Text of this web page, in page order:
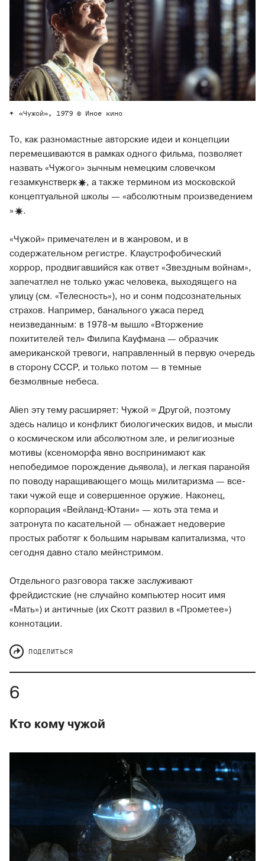
«Чужой», 1979 © Иное кино
То, как разномастные авторские идеи и концепции
перемешиваются в рамках одного фильма, позволяет
назвать «Чужого» зычным немецким словечком
гезамкунстверк
, а также термином из московской
концептуальной школы — «абсолютным произведением
»
.
«Чужой» примечателен и в жанровом, и в
содержательном регистре. Клаустрофобический
хоррор, продвигавшийся как ответ «Звездным войнам»,
запечатлел не только ужас человека, выходящего на
улицу (см. «Телесность»), но и сонм подсознательных
страхов. Например, банального ужаса перед
неизведанным: в 1978-м вышло «Вторжение
похитителей тел» Филипа Кауфмана — образчик
американской тревоги, направленный в первую очередь
в сторону СССР, и только потом — в темные
безмолвные небеса.
Alien эту тему расширяет: Чужой = Другой, поэтому
здесь налицо и конфликт биологических видов, и мысли
о космическом или абсолютном зле, и религиозные
мотивы (ксеноморфа явно воспринимают как
непобедимое порождение дьявола), и легкая паранойя
по поводу наращивающего мощь милитаризма — все-
таки чужой еще и совершенное оружие. Наконец,
корпорация «Вейланд-Ютани» — хоть эта тема и
затронута по касательной — обнажает недоверие
простых работяг к большим нарывам капитализма, что
сегодня давно стало мейнстримом.
Отдельного разговора также заслуживают
фрейдистские (не случайно компьютер носит имя
«Мать») и античные (их Скотт развил в «Прометее»)
коннотации.
ПОДЕЛИТЬСЯ
Кто кому чужой